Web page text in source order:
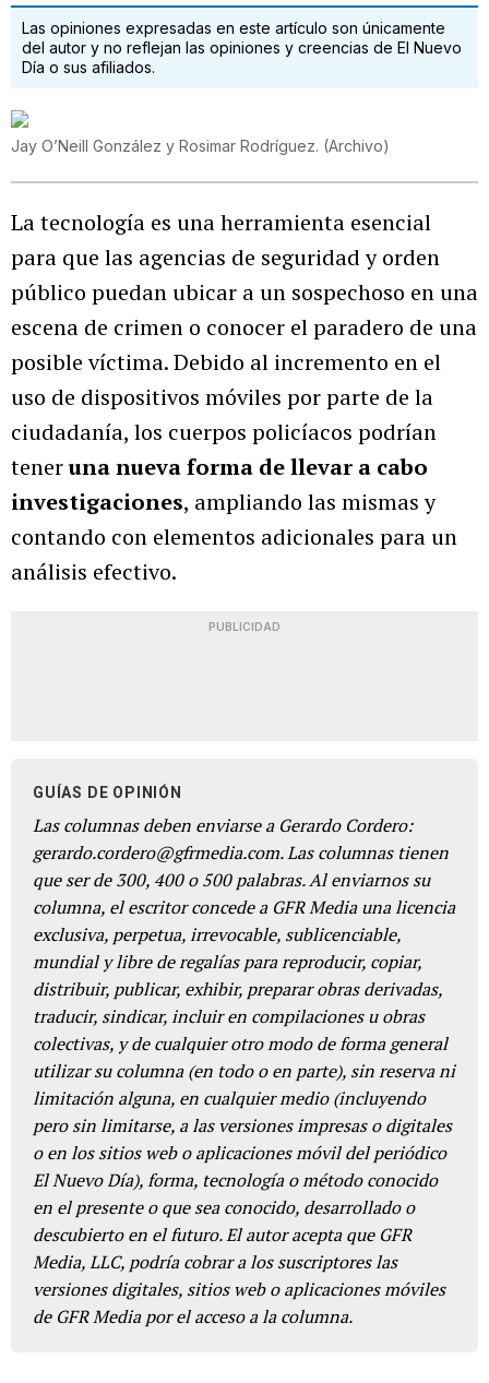
Las opiniones expresadas en este artículo son únicamente
del autor y no reflejan las opiniones y creencias de El Nuevo
Día o sus afiliados.
Jay O’Neill González y Rosimar Rodríguez. (Archivo)
La tecnología es una herramienta esencial
para que las agencias de seguridad y orden
público puedan ubicar a un sospechoso en una
escena de crimen o conocer el paradero de una
posible víctima. Debido al incremento en el
uso de dispositivos móviles por parte de la
ciudadanía, los cuerpos policíacos podrían
teneruna nueva forma de llevar a cabo
investigaciones, ampliando las mismas y
contando con elementos adicionales para un
análisis efectivo.
PUBLICIDAD
GUÍAS DE OPINIÓN
Las columnas deben enviarse a Gerardo Cordero:
gerardo.cordero@gfrmedia.com. Las columnas tienen
que ser de 300, 400 o 500 palabras. Al enviarnos su
columna, el escritor concede a GFR Media una licencia
exclusiva, perpetua, irrevocable, sublicenciable,
mundial y libre de regalías para reproducir, copiar,
distribuir, publicar, exhibir, preparar obras derivadas,
traducir, sindicar, incluir en compilaciones u obras
colectivas, y de cualquier otro modo de forma general
utilizar su columna (en todo o en parte), sin reserva ni
limitación alguna, en cualquier medio (incluyendo
pero sin limitarse, a las versiones impresas o digitales
o en los sitios web o aplicaciones móvil del periódico
El Nuevo Día), forma, tecnología o método conocido
en el presente o que sea conocido, desarrollado o
descubierto en el futuro. El autor acepta que GFR
Media, LLC, podría cobrar a los suscriptores las
versiones digitales, sitios web o aplicaciones móviles
de GFR Media por el acceso a la columna.